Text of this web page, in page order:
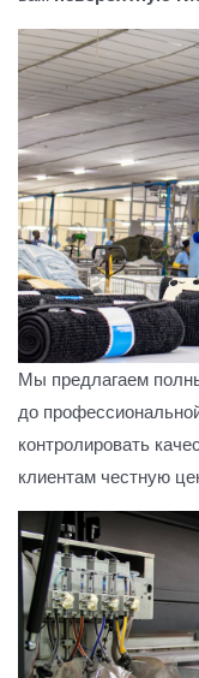
Мы предлагаем
до
контролировать
клиентам честную